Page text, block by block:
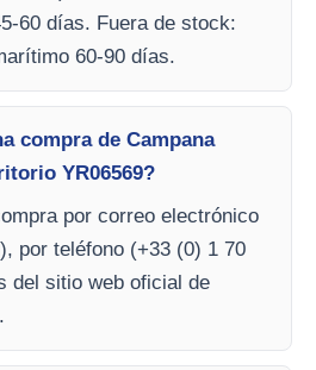
60 días. Fuera de stock:
60-90 días.
compra de Campana
YR06569?
por correo electrónico
), por teléfono (+33 (0) 1 70
del sitio web oficial de